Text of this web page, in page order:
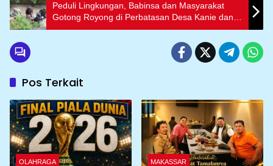
Peduli Lingkungan, Babinsa dan Masyarakat
Gotong Royong di Perbatasan Desa Kanie dan
Desa Sereang
Pos Terkait
OLAHRAGA MAKASSAR